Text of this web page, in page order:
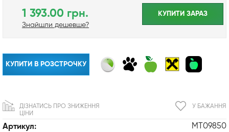
Артикул: MT09850
1 393.00 грн.
Знайшли дешевше?
КУПИТИ ЗАРАЗ
КУПИТИ В РОЗСТРОЧКУ
У БАЖАННЯ
ДІЗНАТИСЬ ПРО ЗНИЖЕННЯ
ЦІНИ